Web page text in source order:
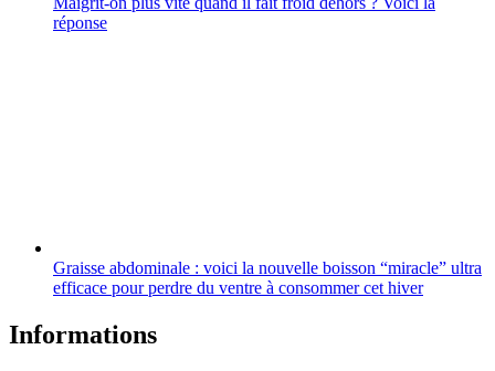
réponse
Graisse abdominale : voici la nouvelle boisson “miracle” ultra
efficace pour perdre du ventre à consommer cet hiver
Informations